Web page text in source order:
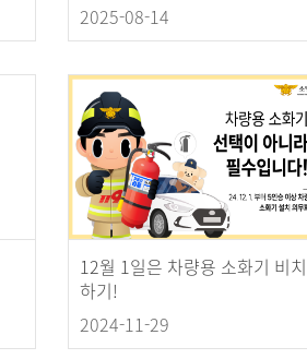
2025-08-14
12월 1일은 차량용 소화기 비치
하기!
2024-11-29